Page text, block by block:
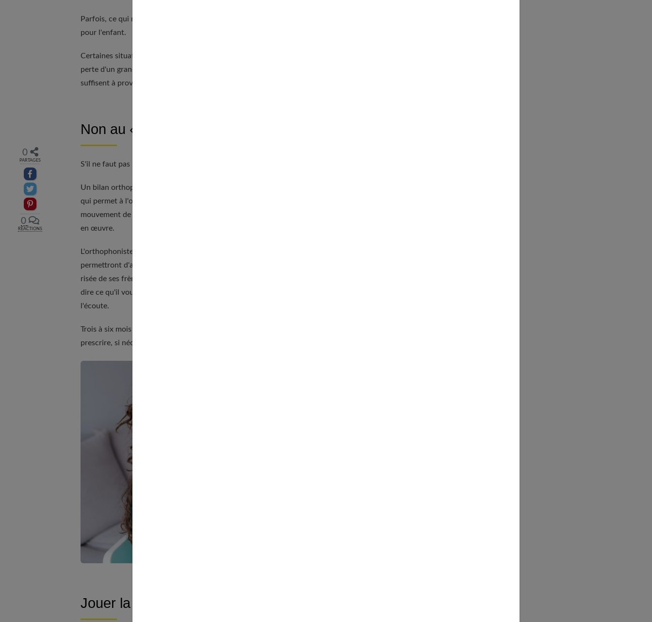
0
PARTAGES
Partager sur facebook
Partager sur Twitter
Epingler sur Pinterest
0
RÉACTIONS
Parfois, ce qui n'est, pour les parents, qu'un détail sans importance peut avoir une tout autre dimension
pour l'enfant.
Certaines situations spécifiques (naissance d'une petite sœur ou d'un petit frère, séparation, divorce,
perte d'un grand-parent ou déménagement...), perturbantes pour un enfant à tendance émotive,
suffisent à provoquer chez lui un bégaiement.
Non au « tais-toi, tu ne sais pas parler » …
S'il ne faut pas s'inquiéter, il ne faut pas, non plus, banaliser le problème.
Un bilan orthophonique peut être prescrit. En quoi consiste-t-il ? En un court entretien avec l'enfant,
qui permet à l'orthophoniste d'apprécier les divers paramètres du langage oral : rythme de la parole,
mouvement de la langue, structure des phrases, etc. Mais une thérapie n'est pas systématiquement mise
en œuvre.
L'orthophoniste peut simplement proposer aux parents une "guidance parentale", conseils qui leur
permettront d'aider au mieux leur enfant bègue. Tout d'abord, il faut faire attention qu'il ne soit pas la
risée de ses frères et sœurs, et quand il ne peut s'exprimer, l'aider, par le jeu du truchement, à lui faire
dire ce qu'il voulait. L'enfant doit se sentir dans un climat de confiance, avec des parents patients et à
l'écoute.
Trois à six mois plus tard, un rendez-vous avec l'orthophoniste est pris afin d'évaluer les progrès et de
prescrire, si nécessaire, des séances de rééducation.
Jouer la relaxation